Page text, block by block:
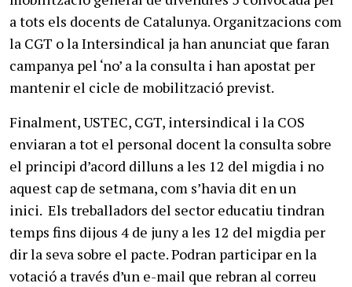
a tots els docents de Catalunya. Organitzacions com
la CGT o la Intersindical ja han anunciat que faran
campanya pel ‘no’ a la consulta i han apostat per
mantenir el cicle de mobilització previst.
Finalment, USTEC, CGT, intersindical i la COS
enviaran a tot el personal docent la consulta sobre
el principi d’acord dilluns a les 12 del migdia i no
aquest cap de setmana, com s’havia dit en un
inici. Els treballadors del sector educatiu tindran
temps fins dijous 4 de juny a les 12 del migdia per
dir la seva sobre el pacte. Podran participar en la
votació a través d’un e-mail que rebran al correu